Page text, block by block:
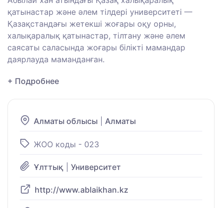
қатынастар және әлем тілдері университеті —
Қазақстандағы жетекші жоғары оқу орны,
халықаралық қатынастар, тілтану және әлем
саясаты саласында жоғары білікті мамандар
даярлауда маманданған.
+ Подробнее
Алматы облысы Алматы
ЖОО коды - 023
Ұлттық Университет
http://www.ablaikhan.kz